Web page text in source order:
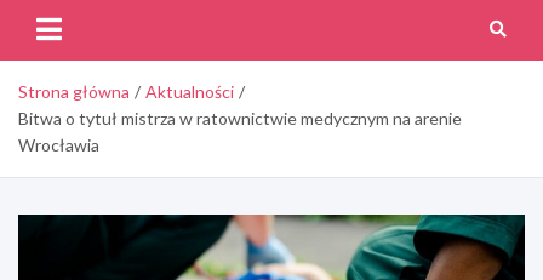
Strona główna
Aktualności
Bitwa o tytuł mistrza w ratownictwie medycznym na arenie
Wrocławia